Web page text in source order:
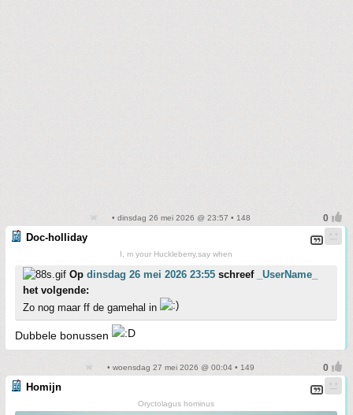
• dinsdag 26 mei 2026 @ 23:57 • 148
Doc-holliday
I, m your Huckleberry,say when
Op dinsdag 26 mei 2026 23:55 schreef
_UserName_
het volgende:
Zo nog maar ff de gamehal in
Dubbele bonussen
• woensdag 27 mei 2026 @ 00:04 • 149
Homijn
Oryctolagus hominus